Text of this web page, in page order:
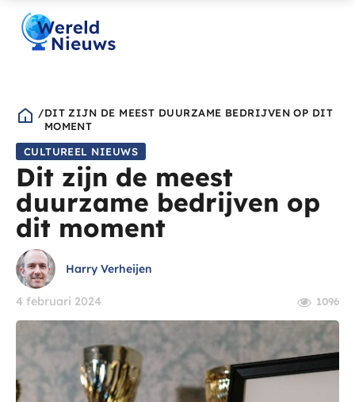
/DIT ZIJN DE MEEST DUURZAME BEDRIJVEN OP DIT
MOMENT
CULTUREEL NIEUWS
Dit zijn de meest
duurzame bedrijven op
dit moment
Harry Verheijen
4 februari 2024 1096